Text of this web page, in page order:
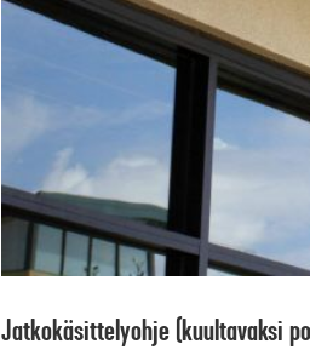
Jatkokäsittelyohje (kuultavaksi